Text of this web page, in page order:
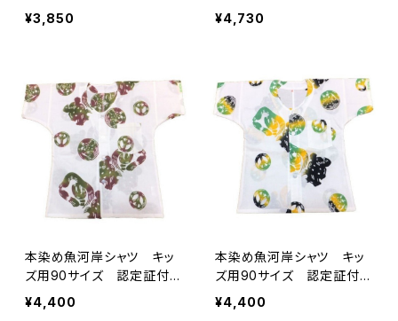
き 木綿晒 平和柄 白×
ピンク 子供用 日本製
ャツ てぬぐいシャツ 濱い
ちシャツ 焼津 浜通り
港町
¥3,850
き 木綿晒 平和柄 紺×
ピンク 子供用 日本製
ャツ てぬぐいシャツ 濱い
ちシャツ 焼津 浜通り
港町
¥4,730
本染め魚河岸シャツ キッ
ズ用90サイズ 認定証付
き 木綿晒 平和柄 白×
迷彩カモ 子供用 日本
¥4,400
本染め魚河岸シャツ キッ
ズ用90サイズ 認定証付
き 木綿晒 平和柄 白×
ジャマイカグラデーション
¥4,400